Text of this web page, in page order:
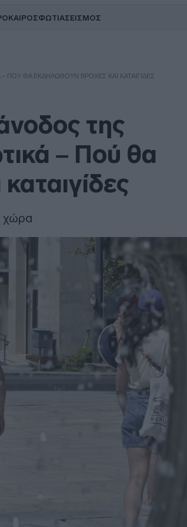
ΚΑΙΡΟΣΦΩΤΙΑΣΕΙΣΜΟΣ
ΠΟΎ ΘΑ ΕΚΔΗΛΩΘΟΎΝ ΒΡΟΧΈΣ ΚΑΙ ΚΑΤΑΙΓΊΔΕΣ
της
– Πού θα
χώρα